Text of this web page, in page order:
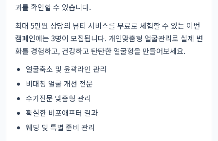
과를 확인할 수 있습니다.
최대 5만원 상당의 뷰티 서비스를 무료로 체험할 수 있는 이번
캠페인에는 3명이 모집됩니다. 개인맞춤형 얼굴관리로 실제 변
화를 경험하고, 건강하고 탄탄한 얼굴형을 만들어보세요.
얼굴축소 및 윤곽라인 관리
비대칭 얼굴 개선 전문
수기전문 맞춤형 관리
확실한 비포애프터 결과
웨딩 및 특별 준비 관리